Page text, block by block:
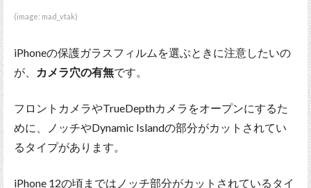
(image: mad_vtak)
iPhoneの保護ガラスフィルムを選ぶときに注意したいの
が、
カメラ穴の有無です。
フロントカメラやTrueDepthカメラをオープンにするた
めに、ノッチやDynamic Islandの部分がカットされてい
るタイプがあります。
iPhone 12の頃まではノッチ部分がカットされているタイ